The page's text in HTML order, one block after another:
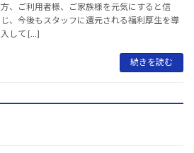
方、ご利用者様、ご家族様を元気にすると信
じ、今後もスタッフに還元される福利厚生を導
入して […]
続きを読む